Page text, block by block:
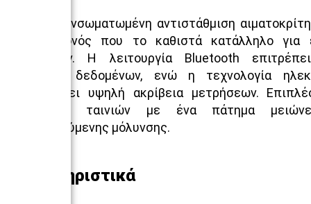
Διαθέτει ενσωματωμένη αντιστάθμιση
65%), γεγονός που το καθιστά κατάλληλο
εφαρμογών. Η λειτουργία Bluetooth
μεταφορά δεδομένων, ενώ η τεχνολογία
εξασφαλίζει υψηλή ακρίβεια μετρήσεων.
απόρριψης ταινιών με ένα πάτημα
διασταυρούμενης μόλυνσης.
Χαρακτηριστικά